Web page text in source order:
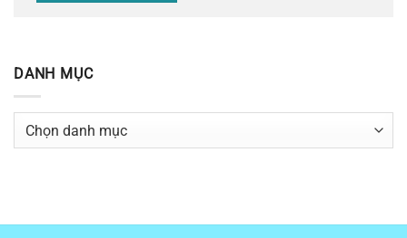
DANH MỤC
Danh